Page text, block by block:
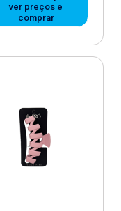
ver preços e
comprar